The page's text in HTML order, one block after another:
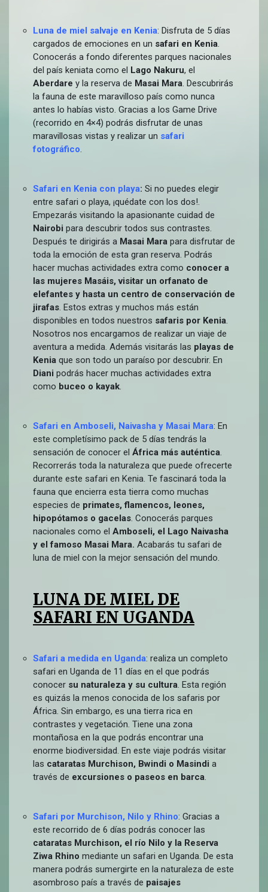
Luna de miel salvaje en Kenia: Disfruta de 5 días
cargados de emociones en un safari en Kenia.
Conocerás a fondo diferentes parques nacionales
del país keniata como el Lago Nakuru, el
Aberdare y la reserva de Masai Mara. Descubrirás
la fauna de este maravilloso país como nunca
antes lo habías visto. Gracias a los Game Drive
(recorrido en 4×4) podrás disfrutar de unas
maravillosas vistas y realizar un safari
fotográfico.
Safari en Kenia con playa: Si no puedes elegir
entre safari o playa, ¡quédate con los dos!.
Empezarás visitando la apasionante cuidad de
Nairobi para descubrir todos sus contrastes.
Después te dirigirás a Masai Mara para disfrutar de
toda la emoción de esta gran reserva. Podrás
hacer muchas actividades extra como conocer a
las mujeres Masáis, visitar un orfanato de
elefantes y hasta un centro de conservación de
jirafas. Estos extras y muchos más están
disponibles en todos nuestros safaris por Kenia.
Nosotros nos encargamos de realizar un viaje de
aventura a medida. Además visitarás las playas de
Kenia que son todo un paraíso por descubrir. En
Diani podrás hacer muchas actividades extra
como buceo o kayak.
Safari en Amboseli, Naivasha y Masai Mara: En
este completísimo pack de 5 días tendrás la
sensación de conocer el África más auténtica.
Recorrerás toda la naturaleza que puede ofrecerte
durante este safari en Kenia. Te fascinará toda la
fauna que encierra esta tierra como muchas
especies de primates, flamencos, leones,
hipopótamos o gacelas. Conocerás parques
nacionales como el Amboseli, el Lago Naivasha
y el famoso Masai Mara. Acabarás tu safari de
luna de miel con la mejor sensación del mundo.
LUNA DE MIEL DE
SAFARI EN UGANDA
Safari a medida en Uganda: realiza un completo
safari en Uganda de 11 días en el que podrás
conocer su naturaleza y su cultura. Esta región
es quizás la menos conocida de los safaris por
África. Sin embargo, es una tierra rica en
contrastes y vegetación. Tiene una zona
montañosa en la que podrás encontrar una
enorme biodiversidad. En este viaje podrás visitar
las cataratas Murchison, Bwindi o Masindi a
través de excursiones o paseos en barca.
Safari por Murchison, Nilo y Rhino: Gracias a
este recorrido de 6 días podrás conocer las
cataratas Murchison, el río Nilo y la Reserva
Ziwa Rhino mediante un safari en Uganda. De esta
manera podrás sumergirte en la naturaleza de este
asombroso país a través de paisajes